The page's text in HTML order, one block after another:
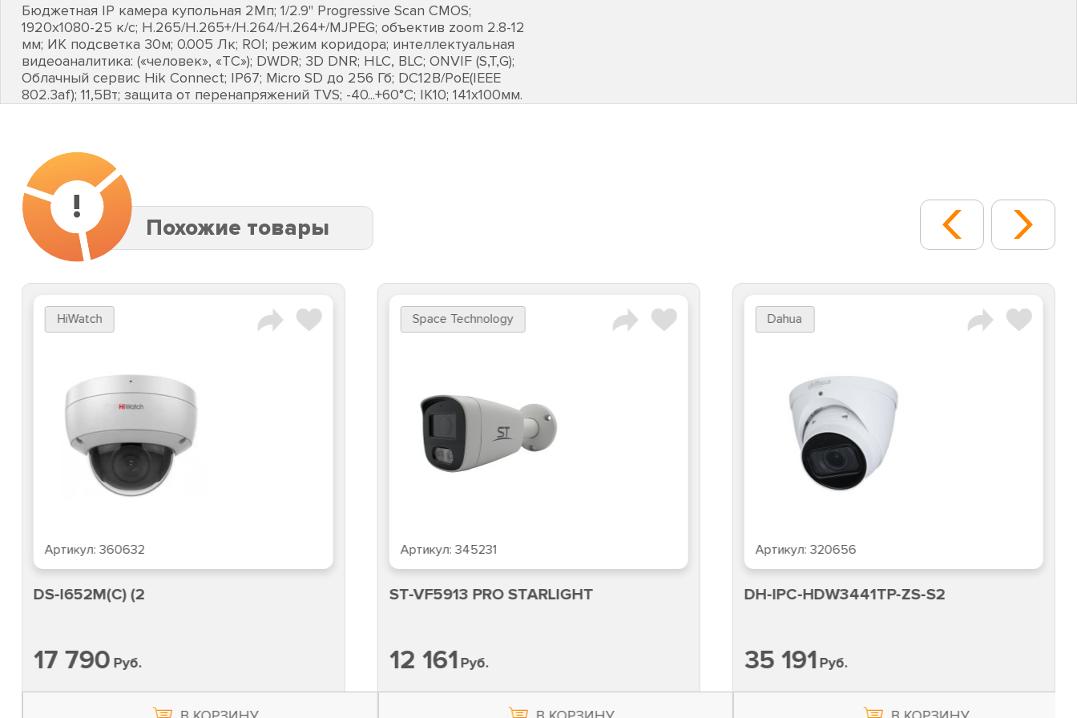
Бюджетная IP камера купольная 2Мп; 1/2.9'' Progressive Scan CMOS;
1920х1080-25 к/с; H.265/H.265+/H.264/H.264+/MJPEG; объектив zoom 2.8-12
мм; ИК подсветка 30м; 0.005 Лк; ROI; режим коридора; интеллектуальная
видеоаналитика: («человек», «ТС»); DWDR; 3D DNR; HLC, BLC; ONVIF (S,T,G);
Облачный сервис Hik Connect; IP67; Micro SD до 256 Гб; DC12В/PoE(IEEE
802.3af); 11,5Вт; защита от перенапряжений TVS; -40...+60°C; IK10; 141х100мм.
!
Похожие товары
HiWatch
Артикул:360632
DS-I652M(C) (2
17 790 Руб.
Space Technology
Артикул:345231
ST-VF5913 PRO STARLIGHT
12 161Руб.
Dahua
Артикул:320656
DH-IPC-HDW3441TP-ZS-S2
35 191Руб.